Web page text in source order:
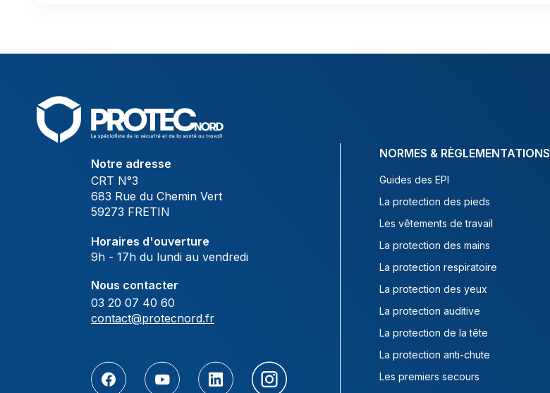
Notre adresse
CRT N°3
683 Rue du Chemin Vert
59273 FRETIN
Horaires d'ouverture
9h - 17h du lundi au vendredi
Nous contacter
03 20 07 40 60
contact@protecnord.fr
NORMES & RÈGLEMENTATIONS
Guides des EPI
La protection des pieds
Les vêtements de travail
La protection des mains
La protection respiratoire
La protection des yeux
La protection auditive
La protection de la tête
La protection anti-chute
Les premiers secours